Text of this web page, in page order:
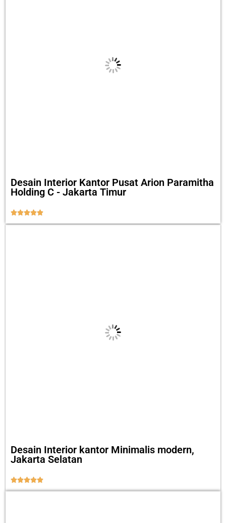
Desain Interior Kantor Pusat Arion Paramitha
Holding C - Jakarta Timur

Desain Interior kantor Minimalis modern,
Jakarta Selatan
